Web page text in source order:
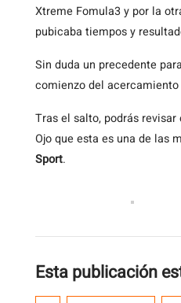
Xtreme Fomula3 y por la
pubicaba tiempos y
Sin duda un precedente
comienzo del
Tras el salto, podrás
Ojo que esta es una de las
Sport.
Esta publicación